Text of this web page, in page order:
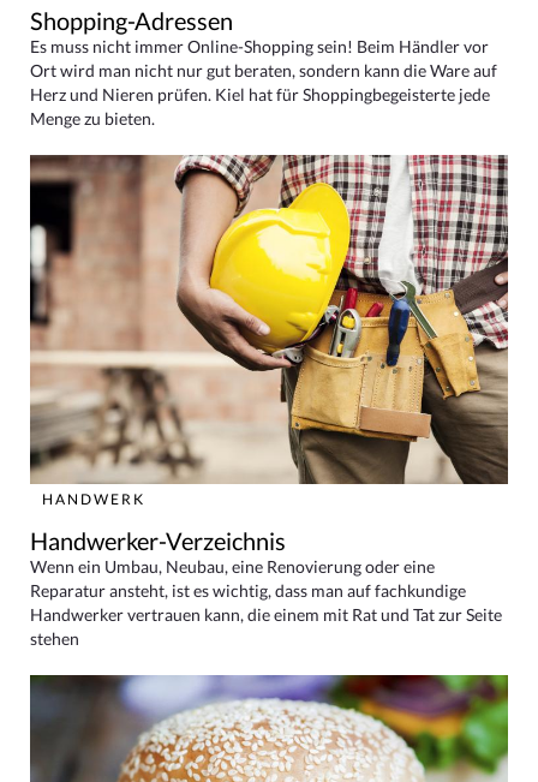
Shopping-Adressen
Es muss nicht immer Online-Shopping sein! Beim Händler vor
Ort wird man nicht nur gut beraten, sondern kann die Ware auf
Herz und Nieren prüfen. Kiel hat für Shoppingbegeisterte jede
Menge zu bieten.
HANDWERK
Handwerker-Verzeichnis
Wenn ein Umbau, Neubau, eine Renovierung oder eine
Reparatur ansteht, ist es wichtig, dass man auf fachkundige
Handwerker vertrauen kann, die einem mit Rat und Tat zur Seite
stehen